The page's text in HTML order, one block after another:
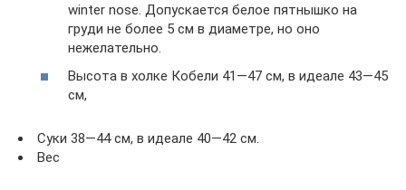
winter nose. Допускается белое пятнышко на
груди не более 5 см в диаметре, но оно
нежелательно.
Высота в холке Кобели 41—47 см, в идеале 43—45
см,
Суки 38—44 см, в идеале 40—42 см.
Вес